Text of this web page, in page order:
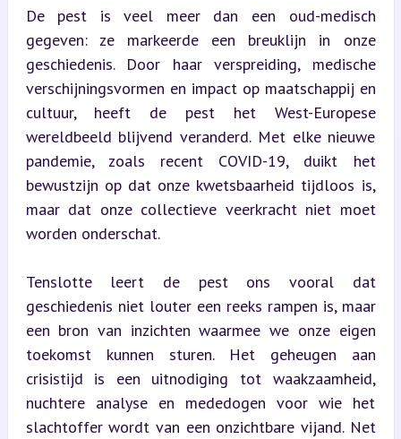
De pest is veel meer dan een oud-medisch
gegeven: ze markeerde een breuklijn in onze
geschiedenis. Door haar verspreiding, medische
verschijningsvormen en impact op maatschappij en
cultuur, heeft de pest het West-Europese
wereldbeeld blijvend veranderd. Met elke nieuwe
pandemie, zoals recent COVID-19, duikt het
bewustzijn op dat onze kwetsbaarheid tijdloos is,
maar dat onze collectieve veerkracht niet moet
worden onderschat.
Tenslotte leert de pest ons vooral dat
geschiedenis niet louter een reeks rampen is, maar
een bron van inzichten waarmee we onze eigen
toekomst kunnen sturen. Het geheugen aan
crisistijd is een uitnodiging tot waakzaamheid,
nuchtere analyse en mededogen voor wie het
slachtoffer wordt van een onzichtbare vijand. Net